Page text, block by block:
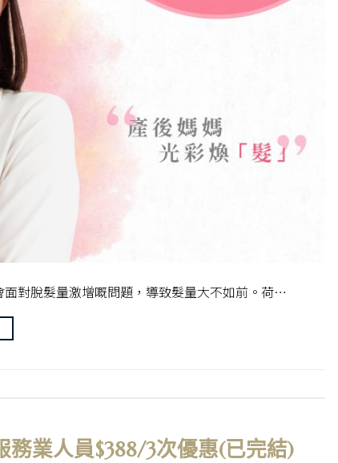
對脫髮量激增嘅問題，導致髮量大不如前。荷…
務業人員$388/3次優惠(已完結)